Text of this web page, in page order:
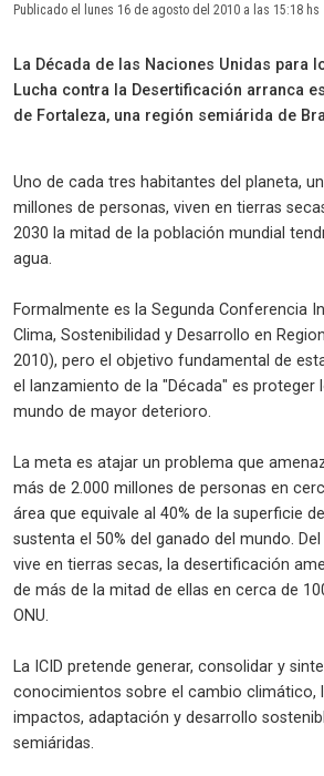
Publicado el lunes 16 de agosto del 2010 a las 15:18 hs
La Década de las Naciones Unidas para
Lucha contra la Desertificación arranca
de Fortaleza, una región semiárida de
Uno de cada tres habitantes del planeta,
millones de personas, viven en tierras
2030 la mitad de la población mundial
agua.
Formalmente es la Segunda Conferencia
Clima, Sostenibilidad y Desarrollo en
2010), pero el objetivo fundamental de
el lanzamiento de la "Década" es proteger
mundo de mayor deterioro.
La meta es atajar un problema que
más de 2.000 millones de personas en
área que equivale al 40% de la superficie
sustenta el 50% del ganado del mundo.
vive en tierras secas, la desertificación
de más de la mitad de ellas en cerca de
ONU.
La ICID pretende generar, consolidar y
conocimientos sobre el cambio climático,
impactos, adaptación y desarrollo
semiáridas.